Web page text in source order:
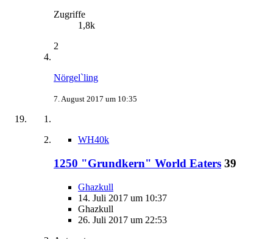
Zugriffe
1,8k
2
Nörgel`ling
7. August 2017 um 10:35
WH40k
1250 "Grundkern" World Eaters 39
Ghazkull
14. Juli 2017 um 10:37
Ghazkull
26. Juli 2017 um 22:53